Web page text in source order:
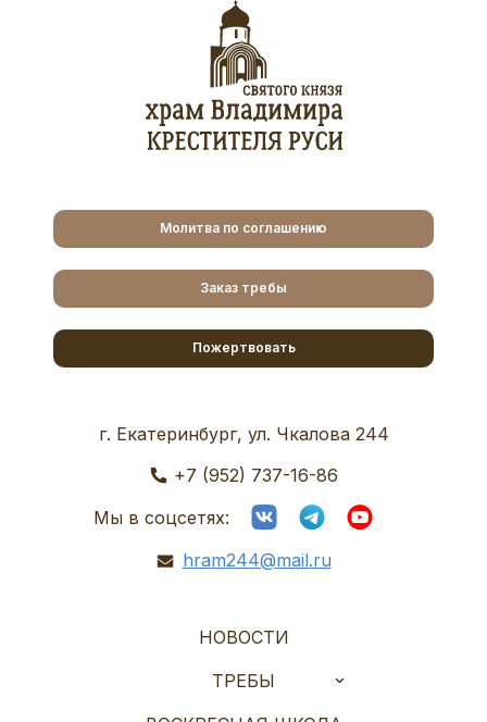
Молитва по соглашению
Заказ требы
Пожертвовать
г. Екатеринбург, ул. Чкалова 244
+7 (952) 737-16-86
Мы в соцсетях:
hram244@mail.ru
НОВОСТИ
ТРЕБЫ